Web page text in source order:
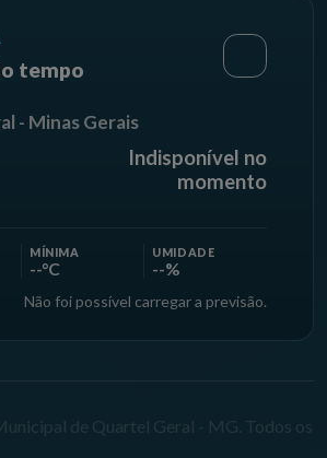
tempo
- Minas Gerais
Indisponível no
momento
MÍNIMA
--°C
UMIDADE
--%
Não foi possível carregar a previsão.
de Quartel Geral - MG. Todos os